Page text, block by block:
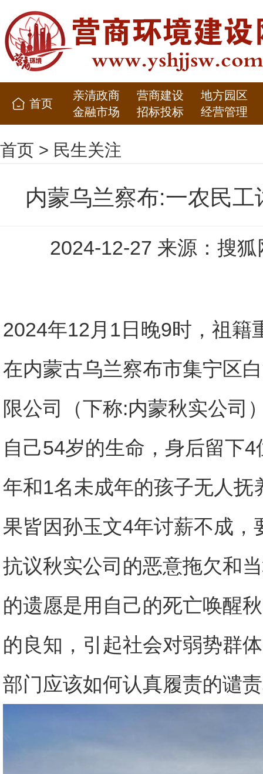
首页
亲清政商 营商建设
地方园区
金融市场
招标投标 经营管理
首页 > 民生关注
内蒙乌兰察布:一农民
2024-12-27 来源：搜
2024年12月1日晚9时，祖籍
在内蒙古乌兰察布市集宁区
限公司（下称:内蒙秋实公司
自己54岁的生命，身后留下
年和1名未成年的孩子无人抚
果皆因孙玉文4年讨薪不成
抗议秋实公司的恶意拖欠和
的遗愿是用自己的死亡唤醒
的良知，引起社会对弱势群
部门应该如何认真履责的谴